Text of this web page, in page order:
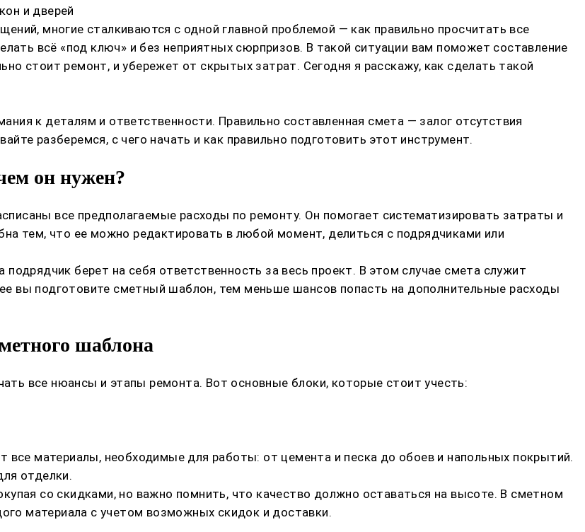
и дверей
многие сталкиваются с одной главной проблемой — как правильно просчитать все
всё «под ключ» и без неприятных сюрпризов. В такой ситуации вам поможет составление
стоит ремонт, и убережет от скрытых затрат. Сегодня я расскажу, как сделать такой
к деталям и ответственности. Правильно составленная смета — залог отсутствия
разберемся, с чего начать и как правильно подготовить этот инструмент.
он нужен?
все предполагаемые расходы по ремонту. Он помогает систематизировать затраты и
тем, что ее можно редактировать в любой момент, делиться с подрядчиками или
берет на себя ответственность за весь проект. В этом случае смета служит
вы подготовите сметный шаблон, тем меньше шансов попасть на дополнительные расходы
шаблона
все нюансы и этапы ремонта. Вот основные блоки, которые стоит учесть:
все материалы, необходимые для работы: от цемента и песка до обоев и напольных покрытий.
отделки.
со скидками, но важно помнить, что качество должно оставаться на высоте. В сметном
материала с учетом возможных скидок и доставки.